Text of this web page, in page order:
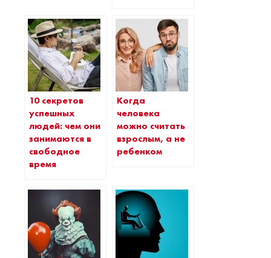
10 секретов
успешных
людей: чем они
занимаются в
свободное
время
Когда
человека
можно считать
взрослым, а не
ребенком